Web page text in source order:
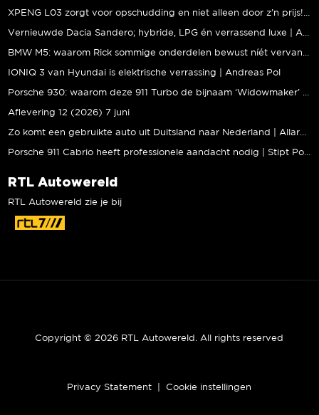
IONIQ 3 van Hyundai is elektrische verrassing | Andreas Pol
Aflevering 12 (2026) 7 juni
RTL Autowereld
RTL Autowereld zie je bij
Copyright © 2026 RTL Autowereld. All rights reserved
Privacy Statement Cookie instellingen